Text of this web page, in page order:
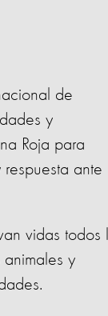
de
y
Roja para
ante
vidas todos
y